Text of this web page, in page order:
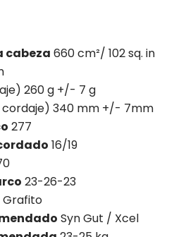
cabeza 660 cm²/ 102 sq. in
260 g +/- 7 g
cordaje) 340 mm +/- 7mm
277
16/19
23-26-23
Grafito
Syn Gut / Xcel